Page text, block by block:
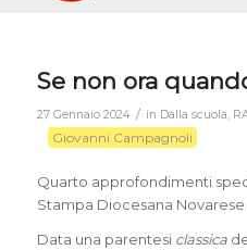
Se non ora
27 Gennaio 2024 / in Dalla scuola,
Giovanni Campagnoli
Quarto approfondimenti
Stampa Diocesana
Data una parentesi classica